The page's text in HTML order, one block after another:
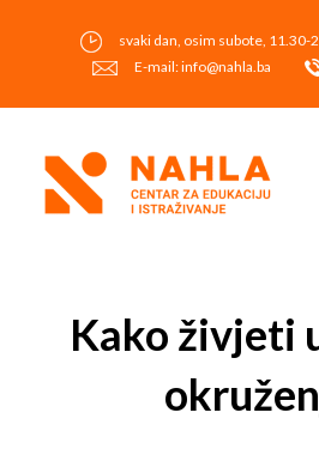
svaki dan, osim subote, 11.30-
E-mail: info@nahla.ba
Kako živjeti